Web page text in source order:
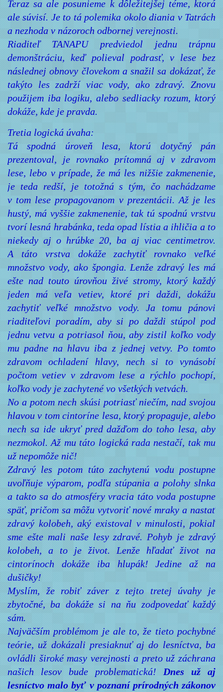
Teraz sa ale posunieme k dôležitejšej téme, ktorá
ale súvisí. Je to tá polemika okolo diania v Tatrách
a nezhoda v názoroch odbornej verejnosti.
Riaditeľ TANAPU predviedol jednu trápnu
demonštráciu, keď polieval podrasť, v lese bez
následnej obnovy človekom a snažil sa dokázať, že
takýto les zadrží viac vody, ako zdravý. Znovu
použijem iba logiku, alebo sedliacky rozum, ktorý
dokáže, kde je pravda.
Tretia logická úvaha:
Tá spodná úroveň lesa, ktorú dotyčný pán
prezentoval, je rovnako prítomná aj v zdravom
lese, lebo v prípade, že má les nižšie zakmenenie,
je teda redší, je totožná s tým, čo nachádzame
v tom lese propagovanom v prezentácii. Až je les
hustý, má vyššie zakmenenie, tak tú spodnú vrstvu
tvorí lesná hrabánka, teda opad lístia a ihličia a to
niekedy aj o hrúbke 20, ba aj viac centimetrov.
A táto vrstva dokáže zachytiť rovnako veľké
množstvo vody, ako špongia. Lenže zdravý les má
ešte nad touto úrovňou živé stromy, ktorý každý
jeden má veľa vetiev, ktoré pri daždi, dokážu
zachytiť veľké množstvo vody. Ja tomu pánovi
riaditeľovi poradím, aby si po daždi stúpol pod
jednu vetvu a potriasol ňou, aby zistil koľko vody
mu padne na hlavu iba z jednej vetvy. Po tomto
zdravom ochladení hlavy, nech si to vynásobí
počtom vetiev v zdravom lese a rýchlo pochopí,
koľko vody je zachytené vo všetkých vetvách.
No a potom nech skúsi potriasť niečím, nad svojou
hlavou v tom cintoríne lesa, ktorý propaguje, alebo
nech sa ide ukryť pred dažďom do toho lesa, aby
nezmokol. Až mu táto logická rada nestačí, tak mu
už nepomôže nič!
Zdravý les potom túto zachytenú vodu postupne
uvoľňuje výparom, podľa stúpania a polohy slnka
a takto sa do atmosféry vracia táto voda postupne
späť, pričom sa môžu vytvoriť nové mraky a nastať
zdravý kolobeh, aký existoval v minulosti, pokiaľ
sme ešte mali naše lesy zdravé. Pohyb je zdravý
kolobeh, a to je život. Lenže hľadať život na
cintorínoch dokáže iba hlupák! Jedine až na
dušičky!
Myslím, že robiť záver z tejto tretej úvahy je
zbytočné, ba dokáže si na ňu zodpovedať každý
sám.
Najväčším problémom je ale to, že tieto pochybné
teórie, už dokázali presiaknuť aj do lesníctva, ba
ovládli široké masy verejnosti a preto už záchrana
našich lesov bude problematická! Dnes už aj
lesníctvo malo byť v poznaní prírodných zákonov